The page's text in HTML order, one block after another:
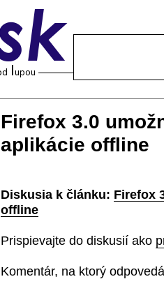
Firefox 3.0
aplikácie offline
Diskusia k článku: Firefox
offline
Prispievajte do diskusií ako
Komentár, na ktorý